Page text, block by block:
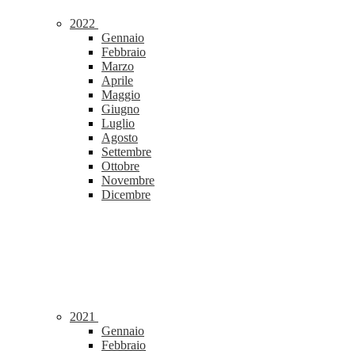
2022
Gennaio
Febbraio
Marzo
Aprile
Maggio
Giugno
Luglio
Agosto
Settembre
Ottobre
Novembre
Dicembre
2021
Gennaio
Febbraio